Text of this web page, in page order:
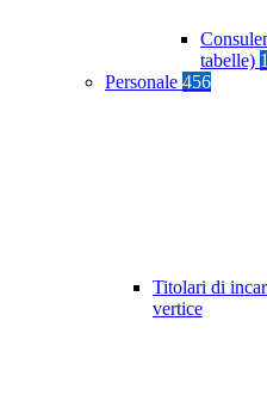
tabelle)
Personale 456
Titolari di
vertice